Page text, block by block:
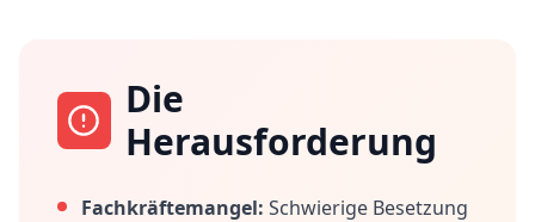
Die
Herausforderung
Fachkräftemangel: Schwierige Besetzung